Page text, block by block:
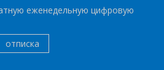
еженедельную цифровую
отписка